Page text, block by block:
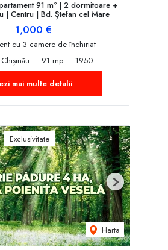
91 m² | 2 dormitoare +
| Centru | Bd. Ștefan cel Mare
1,000 €
cu 3 camere de închiriat
91 mp
1950
mai multe detalii
Exclusivitate
Harta
Next